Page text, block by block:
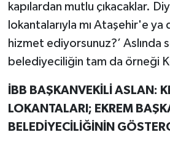
kapılardan mutlu çıkacaklar.
lokantalarıyla mı Ataşehir'e ya
hizmet ediyorsunuz?’ Aslında
belediyeciliğin tam da örneği
İBB BAŞKANVEKİLİ ASLAN:
LOKANTALARI; EKREM
BELEDİYECİLİĞİNİN